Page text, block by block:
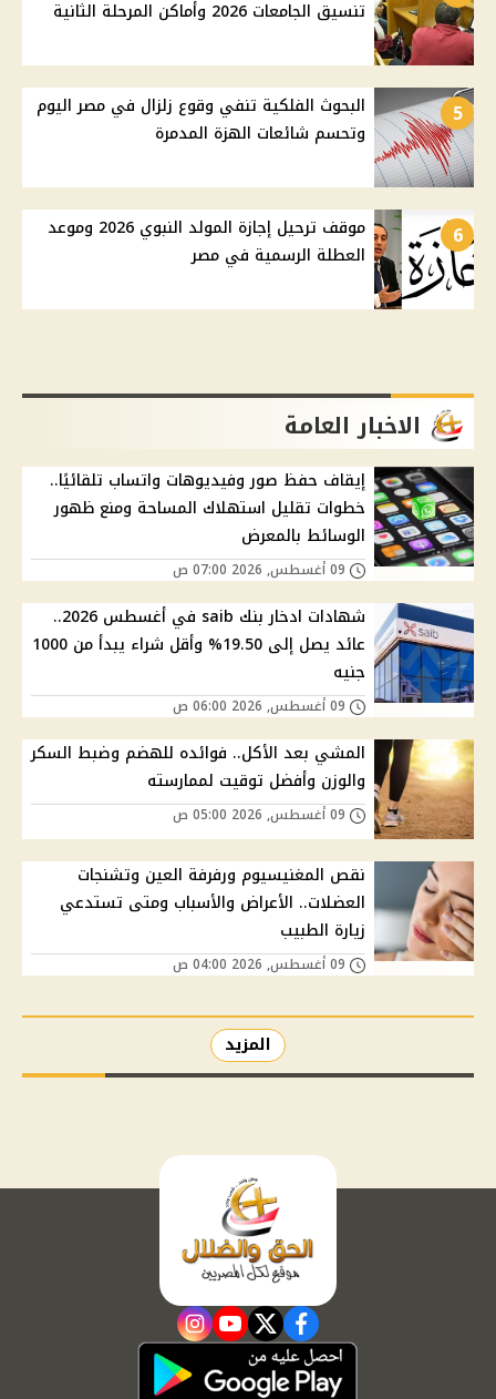
تنسيق الجامعات 2026 وأماكن المرحلة الثانية
5
البحوث الفلكية تنفي وقوع زلزال في مصر اليوم
وتحسم شائعات الهزة المدمرة
6
موقف ترحيل إجازة المولد النبوي 2026 وموعد
العطلة الرسمية في مصر
الاخبار العامة
إيقاف حفظ صور وفيديوهات واتساب تلقائيًا..
خطوات تقليل استهلاك المساحة ومنع ظهور
الوسائط بالمعرض
شهادات ادخار بنك saib في أغسطس 2026..
عائد يصل إلى 19.50% وأقل شراء يبدأ من 1000
جنيه
المشي بعد الأكل.. فوائده للهضم وضبط السكر
والوزن وأفضل توقيت لممارسته
نقص المغنيسيوم ورفرفة العين وتشنجات
العضلات.. الأعراض والأسباب ومتى تستدعي
زيارة الطبيب
المزيد
facebook
twitter
youtube
instagram